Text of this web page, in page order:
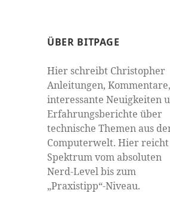
ÜBER BITPAGE
Hier schreibt Christopher
Anleitungen, Kommentare,
interessante Neuigkeiten
Erfahrungsberichte über
technische Themen aus
Computerwelt. Hier reicht
Spektrum vom absoluten
Nerd-Level bis zum
„Praxistipp“-Niveau.